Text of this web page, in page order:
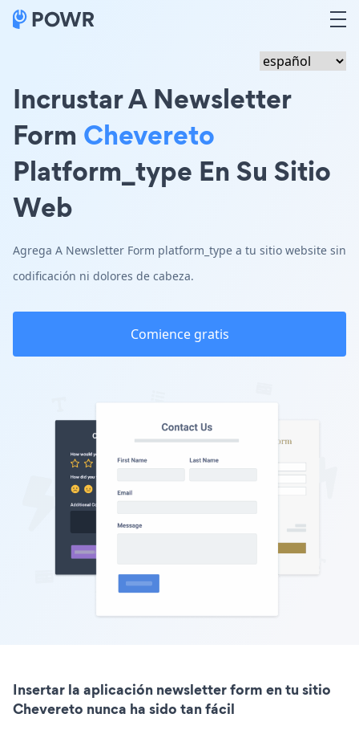
Incrustar A Newsletter
Form Chevereto
Platform_type En Su Sitio
Web
Agrega A Newsletter Form platform_type a tu sitio website sin
codificación ni dolores de cabeza.
Comience gratis
Insertar la aplicación newsletter form en tu sitio
Chevereto nunca ha sido tan fácil